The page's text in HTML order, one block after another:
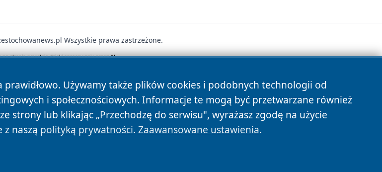
prawidłowo. Używamy także plików cookies i podobnych technologii od
i społecznościowych. Informacje te mogą być przetwarzane również
strony lub klikając „Przechodzę do serwisu", wyrażasz zgodę na użycie
naszą polityką prywatności. Zaawansowane ustawienia.
Wszystkie prawa zastrzeżone.